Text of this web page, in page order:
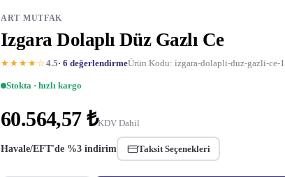
ART MUTFAK
Izgara Dolaplı Düz Gazlı Ce
★★★★☆4.5· 6 değerlendirmeÜrün Kodu: izgara-dolapli-duz-gazli-ce-1
Stokta · hızlı kargo
60.564,57 ₺KDV Dahil
Havale/EFT'de %3 indirim Taksit Seçenekleri